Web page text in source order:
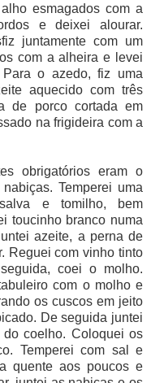
esmagados com a
e deixei alourar.
juntamente com um
com a alheira e levei
o azedo, fiz uma
aquecido com três
de porco cortada em
na frigideira com a
obrigatórios eram o
Temperei uma
e tomilho, bem
toucinho branco numa
azeite, a perna de
Reguei com vinho tinto
coei o molho.
com o molho e
os cuscos em jeito
De seguida juntei
coelho. Coloquei os
Temperei com sal e
quente aos poucos e